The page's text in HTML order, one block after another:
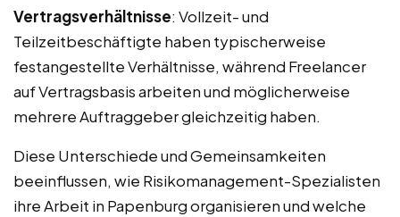
Vertragsverhältnisse: Vollzeit- und
Teilzeitbeschäftigte haben typischerweise
festangestellte Verhältnisse, während Freelancer
auf Vertragsbasis arbeiten und möglicherweise
mehrere Auftraggeber gleichzeitig haben.
Diese Unterschiede und Gemeinsamkeiten
beeinflussen, wie Risikomanagement-Spezialisten
ihre Arbeit in Papenburg organisieren und welche